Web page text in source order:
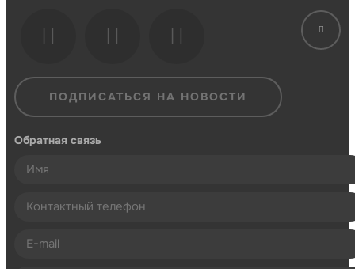
ПОДПИСАТЬСЯ НА НОВОСТИ
Обратная связь